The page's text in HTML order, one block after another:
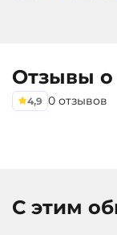
Отзывы о
4,9 0 отзывов
С этим